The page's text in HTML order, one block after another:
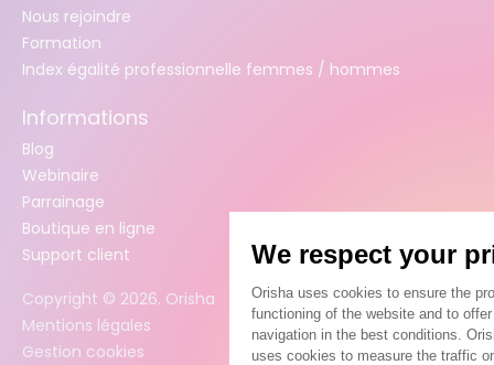
Nous rejoindre
Formation
Index égalité professionnelle femmes / hommes
Informations
Blog
Webinaire
Parrainage
Boutique en ligne
Support client
Copyright © 2026. Orisha
Mentions légales
Gestion cookies